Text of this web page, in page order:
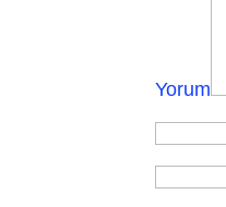
Yorum